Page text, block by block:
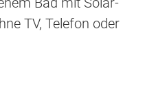
TV, Telefon oder